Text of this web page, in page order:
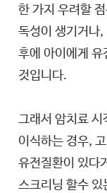
한 가지 우려할
독성이 생기거나
후에 아이에게
것입니다.
그래서 암치료 시
이식하는 경우,
유전질환이 있다
스크리닝 할수 있